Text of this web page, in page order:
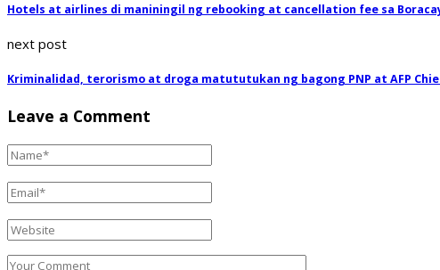
Hotels at airlines di maniningil ng rebooking at cancellation fee sa
next post
Kriminalidad, terorismo at droga matututukan ng bagong PNP at AFP
Leave a Comment